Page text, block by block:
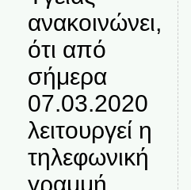
ανακοινώνει,
ότι από
σήμερα
07.03.2020
λειτουργεί η
τηλεφωνική
γραμμή